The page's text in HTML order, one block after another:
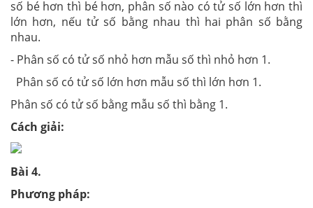
số bé hơn thì bé hơn, phân số nào có tử số lớn hơn thì
lớn hơn, nếu tử số bằng nhau thì hai phân số bằng
nhau.
- Phân số có tử số nhỏ hơn mẫu số thì nhỏ hơn 1.
Phân số có tử số lớn hơn mẫu số thì lớn hơn 1.
Phân số có tử số bằng mẫu số thì bằng 1.
Cách giải:
Bài 4.
Phương pháp: